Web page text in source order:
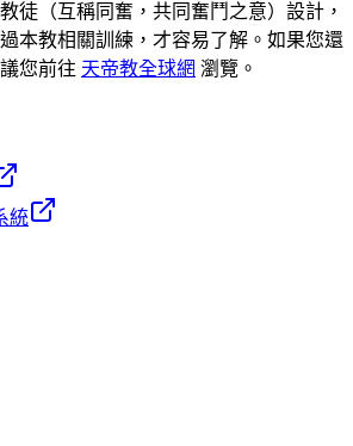
徒（互稱同奮，共同奮鬥之意）設計，
本教相關訓練，才容易了解。如果您還
您前往 天帝教全球網 瀏覽。
統